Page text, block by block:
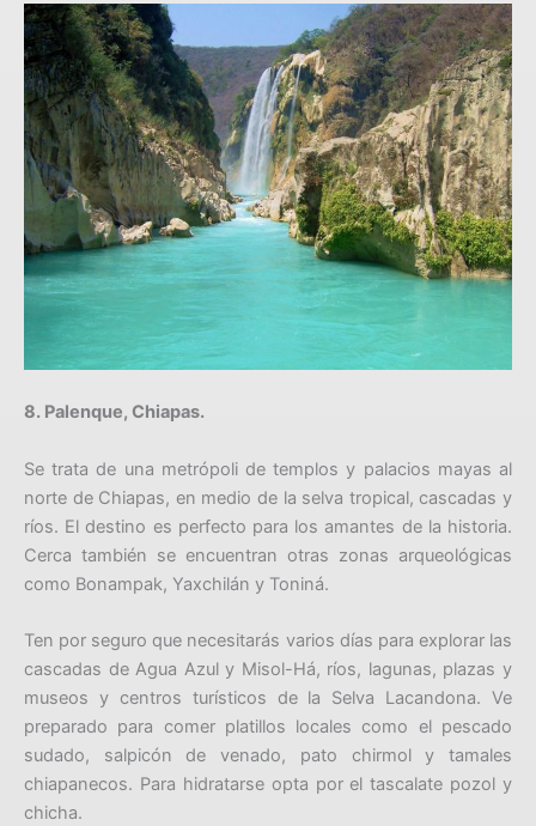
8. Palenque, Chiapas.
Se trata de una metrópoli de templos y palacios mayas al
norte de Chiapas, en medio de la selva tropical, cascadas y
ríos. El destino es perfecto para los amantes de la historia.
Cerca también se encuentran otras zonas arqueológicas
como Bonampak, Yaxchilán y Toniná.
Ten por seguro que necesitarás varios días para explorar las
cascadas de Agua Azul y Misol-Há, ríos, lagunas, plazas y
museos y centros turísticos de la Selva Lacandona. Ve
preparado para comer platillos locales como el pescado
sudado, salpicón de venado, pato chirmol y tamales
chiapanecos. Para hidratarse opta por el tascalate pozol y
chicha.